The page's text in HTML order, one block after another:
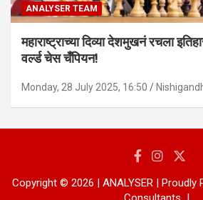
ANALYSER TEAM
महाराष्ट्राच्या दिव्या देशमुखनं रचला
वर्ल्ड चेस चँपियन!
Monday, 28 July 2025, 16:50
Copyright © 2026 | ANALYSER | Proudly